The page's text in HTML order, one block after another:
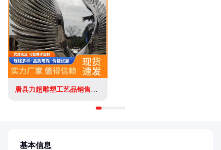
唐县力超雕塑工艺品销售有限公司
基本信息